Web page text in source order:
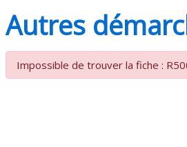
Autres
Impossible de trouver la fiche :